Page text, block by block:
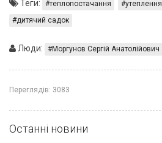
Теги: теплопостачання утеплення
дитячий садок
Люди: Моргунов Сергій Анатолійович
Переглядів: 3083
Останні новини